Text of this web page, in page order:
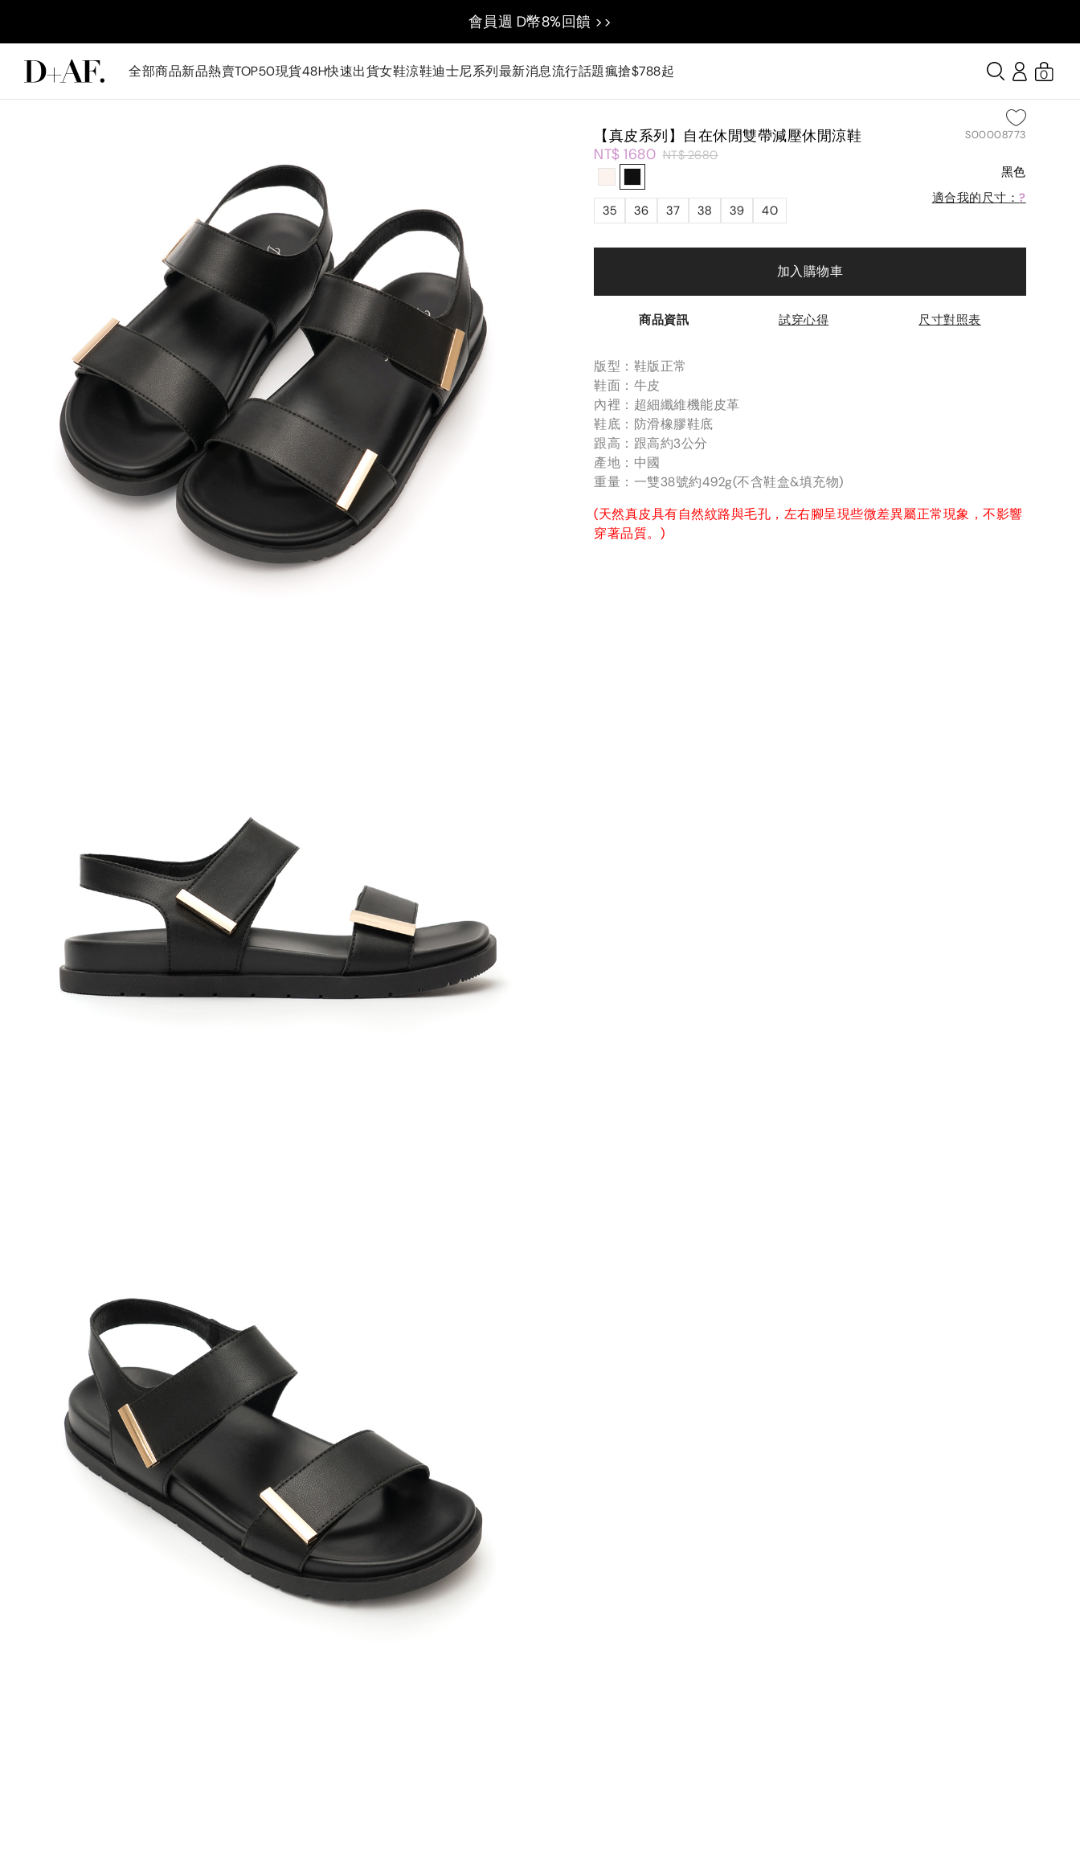
會員週 D幣8%回饋 >>
全部商品新品熱賣TOP50現貨48H快速出貨女鞋涼鞋迪士尼系列最新消息流行話題瘋搶$788起 0
【真皮系列】自在休閒雙帶減壓休閒涼鞋 S00008773
NT$ 1680 NT$ 2680
黑色
35 36 37 38 39 40
適合我的尺寸：?
加入購物車
商品資訊 試穿心得 尺寸對照表
版型：鞋版正常
鞋面：牛皮
內裡：超細纖維機能皮革
鞋底：防滑橡膠鞋底
跟高：跟高約3公分
產地：中國
重量：一雙38號約492g(不含鞋盒&填充物)
(天然真皮具有自然紋路與毛孔，左右腳呈現些微差異屬正常現象，不影響
穿著品質。)